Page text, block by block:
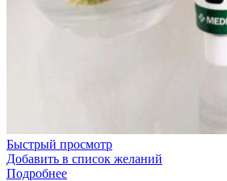
Быстрый просмотр
Добавить в список желаний
Подробнее